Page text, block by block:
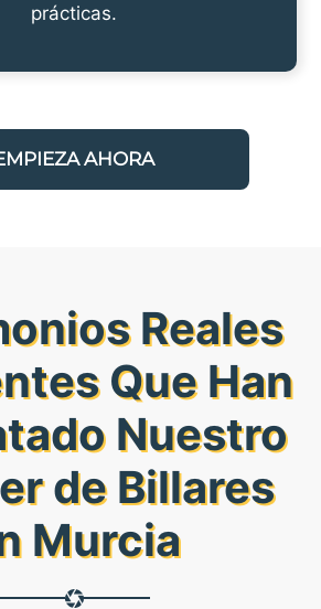
prácticas.
AHORA
Reales
Que Han
Nuestro
de Billares
Murcia